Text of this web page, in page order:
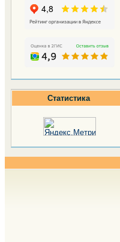
Статистика